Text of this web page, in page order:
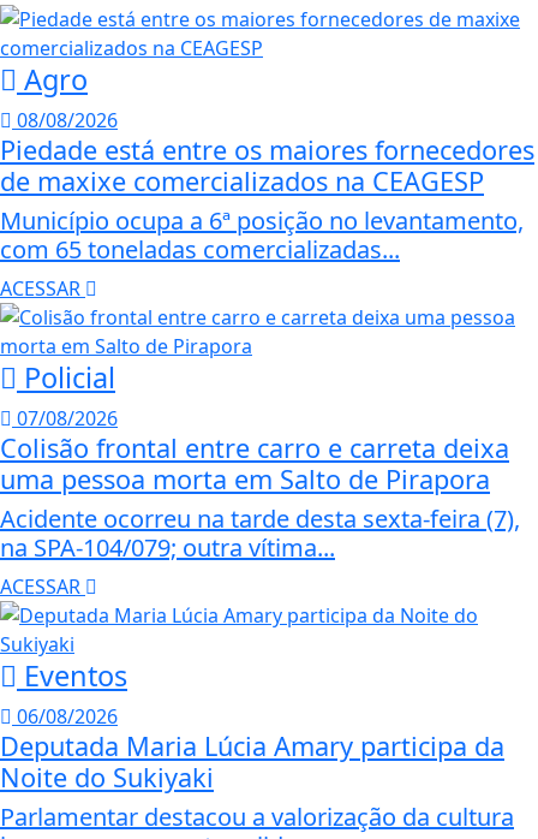
Agro
08/08/2026
Piedade está entre os maiores fornecedores
de maxixe comercializados na CEAGESP
Município ocupa a 6ª posição no levantamento,
com 65 toneladas comercializadas...
ACESSAR
Policial
07/08/2026
Colisão frontal entre carro e carreta deixa
uma pessoa morta em Salto de Pirapora
Acidente ocorreu na tarde desta sexta-feira (7),
na SPA-104/079; outra vítima...
ACESSAR
Eventos
06/08/2026
Deputada Maria Lúcia Amary participa da
Noite do Sukiyaki
Parlamentar destacou a valorização da cultura